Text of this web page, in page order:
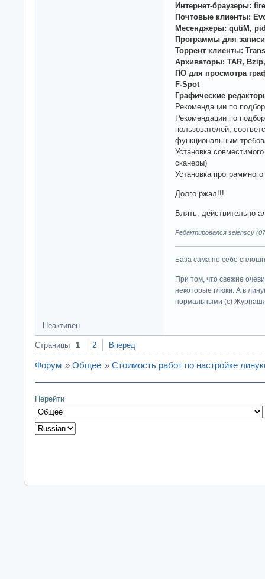
Интернет-браузеры:
Почтовые клиенты:
Месенджеры: qutiM,
Программы для
Торрент клиенты:
Архиваторы: TAR,
ПО для просмотра
F-Spot
Графические
Рекомендации по
Рекомендации по
пользователей,
функциональным
Установка
сканеры)
Установка
Долго ржал!!!
Блять, действительно
Редактировался selenscy
База сама по себе
При том, что свежие
некоторые глюки. А в
нормальными (c)
Неактивен
Страницы 1 2 Вперед
Форум » Общее » Стоимость работ по настройке
Перейти